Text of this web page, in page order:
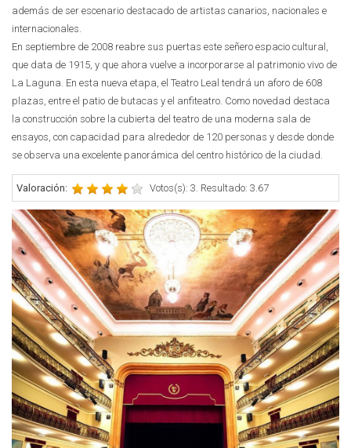
además de ser escenario destacado de artistas canarios, nacionales e
internacionales.
En septiembre de 2008 reabre sus puertas este señero espacio cultural,
que data de 1915, y que ahora vuelve a incorporarse al patrimonio vivo de
La Laguna. En esta nueva etapa, el Teatro Leal tendrá un aforo de 608
plazas, entre el patio de butacas y el anfiteatro. Como novedad destaca
la construcción sobre la cubierta del teatro de una moderna sala de
ensayos, con capacidad para alrededor de 120 personas y desde donde
se observa una excelente panorámica del centro histórico de la ciudad.
Valoración: Votos(s): 3. Resultado: 3.67